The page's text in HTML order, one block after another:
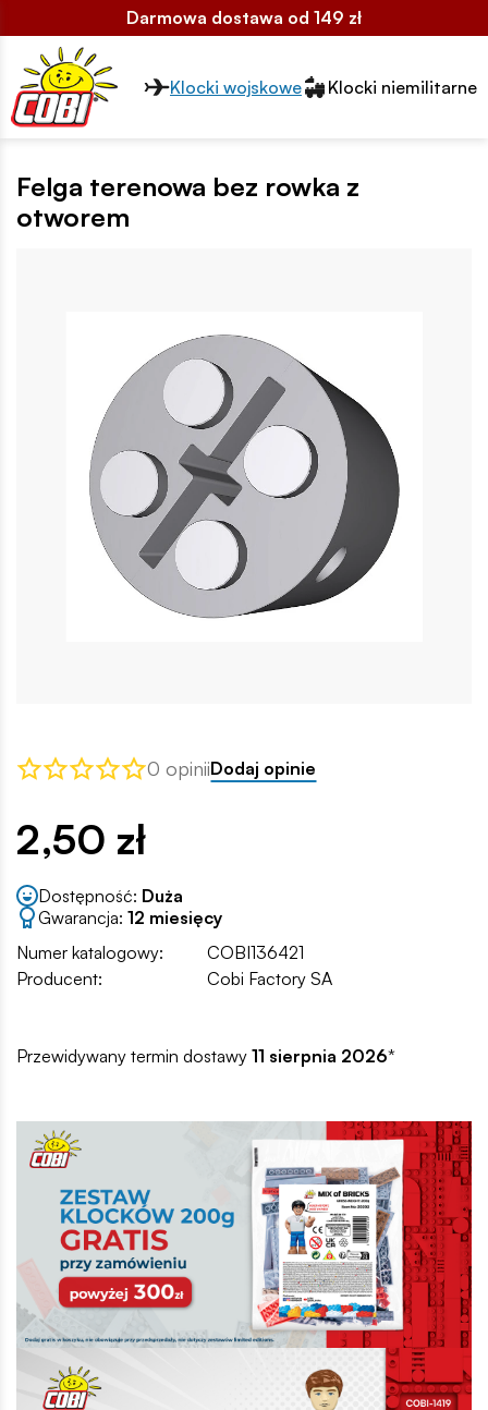
Darmowa dostawa od 149 zł
Przełącznik segmentów2
Klocki wojskowe Klocki niemilitarne
Felga terenowa bez rowka z
otworem
0 opiniiDodaj opinie
2,50 zł
Dostępność: Duża
Gwarancja: 12 miesięcy
Numer katalogowy:
COBI136421
Producent:
Cobi Factory SA
Przewidywany termin dostawy 11 sierpnia 2026*